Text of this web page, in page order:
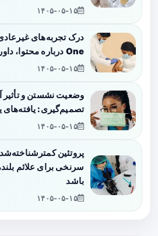
۱۴۰۵-۰۵-۱۵
One درباره محتوا، داوری و پیامدهای روانی
۱۴۰۵-۰۵-۱۵
وضعیت نشستن و تأثیر
تصمیم‌گیری: یافته‌های
۱۴۰۵-۰۵-۱۵
پروتئین
باشد
۱۴۰۵-۰۵-۱۵